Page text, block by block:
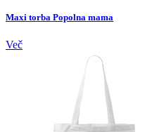
Maxi torba Popolna mama
Več